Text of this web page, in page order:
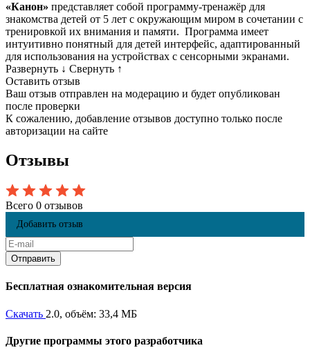
«Канон» представляет собой программу-тренажёр для
знакомства детей от 5 лет с окружающим миром в сочетании с
тренировкой их внимания и памяти. Программа имеет
интуитивно понятный для детей интерфейс, адаптированный
для использования на устройствах с сенсорными экранами.
Развернуть ↓ Свернуть ↑
Оставить отзыв
Ваш отзыв отправлен на модерацию и будет опубликован
после проверки
К сожалению, добавление отзывов доступно только после
авторизации на сайте
Отзывы
Всего 0 отзывов
Добавить отзыв
Бесплатная ознакомительная версия
Скачать 2.0, объём: 33,4 МБ
Другие программы этого разработчика